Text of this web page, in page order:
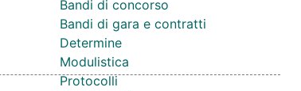
Bandi di concorso
Bandi di gara e contratti
Determine
Modulistica
Protocolli